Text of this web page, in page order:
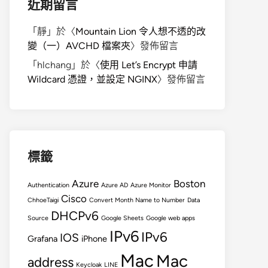
近期留言
「 靜 」於〈Mountain Lion 令人想不透的改
變（一）AVCHD 檔案夾〉發佈留言
「 hlchang 」於〈使用 Let’s Encrypt 申請
Wildcard 憑證，並設定 NGINX〉發佈留言
標籤
Authentication Azure Azure AD Azure Monitor Boston
ChhoeTaigi Cisco Convert Month Name to Number Data
Source DHCPv6 Google Sheets Google web apps
Grafana IOS iPhone IPv6 IPv6
address Keycloak LINE Mac Mac